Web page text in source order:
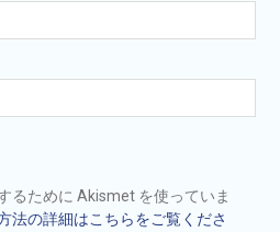
るために Akismet を使っていま
法の詳細はこちらをご覧くださ